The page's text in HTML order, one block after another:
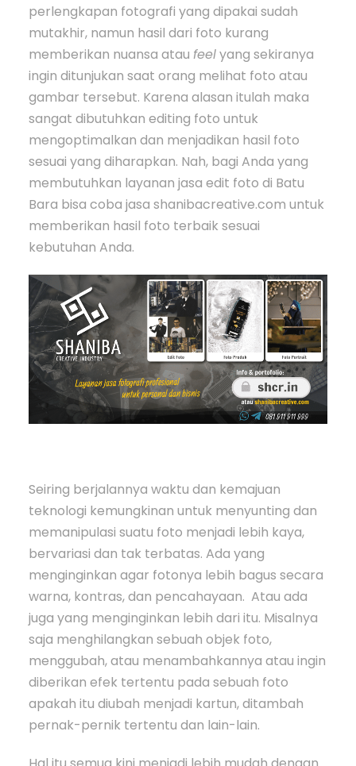
perlengkapan fotografi yang dipakai sudah
mutakhir, namun hasil dari foto kurang
memberikan nuansa atau feelyang sekiranya
ingin ditunjukan saat orang melihat foto atau
gambar tersebut. Karena alasan itulah maka
sangat dibutuhkan editing foto untuk
mengoptimalkan dan menjadikan hasil foto
sesuai yang diharapkan. Nah, bagi Anda yang
membutuhkan layanan jasa edit foto di Batu
Bara bisa coba jasa shanibacreative.com untuk
memberikan hasil foto terbaik sesuai
kebutuhan Anda.
Seiring berjalannya waktu dan kemajuan
teknologi kemungkinan untuk menyunting dan
memanipulasi suatu foto menjadi lebih kaya,
bervariasi dan tak terbatas. Ada yang
menginginkan agar fotonya lebih bagus secara
warna, kontras, dan pencahayaan. Atau ada
juga yang menginginkan lebih dari itu. Misalnya
saja menghilangkan sebuah objek foto,
menggubah, atau menambahkannya atau ingin
diberikan efek tertentu pada sebuah foto
apakah itu diubah menjadi kartun, ditambah
pernak-pernik tertentu dan lain-lain.